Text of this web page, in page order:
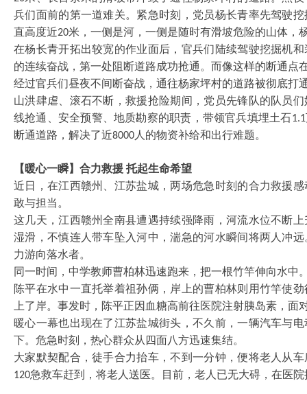
兵们面前的第一道难关。紧急时刻，党员杨长青率先驾驶
直高度近20米，一侧是河，一侧是随时有滑坡危险的山体，
在杨长青开拓出较宽的作业面后，官兵们陆续驾驶挖掘机
的连续奋战，第一处阻断道路成功抢通。而像这样的断通点
经过官兵们昼夜不间断奋战，通往杨家坪村的道路被彻底打
山洪肆虐、滚石不断，救援抢险期间，党员先锋队的队员
线抢通、安全预警、地质勘察的职责，带领官兵填埋土石1.1
断通道路，解决了近8000 人的物资补给和出行难题。
【暖心一瞬】合力救援 托起生命希望
近日，在江西赣州、江苏盐城，两场危急时刻的合力救援
敢与担当。
这几天，江西赣州全南县遭遇持续强降雨，河流水位不断
湿滑，不慎连人带车坠入河中，湍急的河水瞬间将两人冲
力游向落水者。
同一时间，中学教师曹柏林迅速跑来，把一根竹竿伸向水中
陈平在水中一直托举着祖孙俩，岸上的曹柏林则用竹竿使
上了岸。事发时，陈平正因血糖高前往医院注射胰岛素，面
暖心一幕也出现在了江苏盐城街头，不久前，一辆汽车与
下。危急时刻，热心群众从四面八方迅速集结。
大家默契配合，徒手合力抬车，不到一分钟，便将老人从
120急救车赶到，将老人送医。目前，老人已无大碍，在医